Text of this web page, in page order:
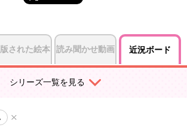
された絵本 読み聞かせ動画 近況ボード
シリーズ一覧を見る